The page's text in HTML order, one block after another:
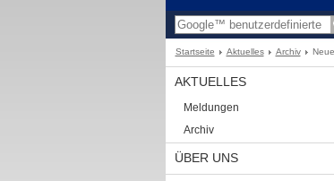
Startseite Aktuelles Archiv
AKTUELLES
Meldungen
Archiv
ÜBER UNS